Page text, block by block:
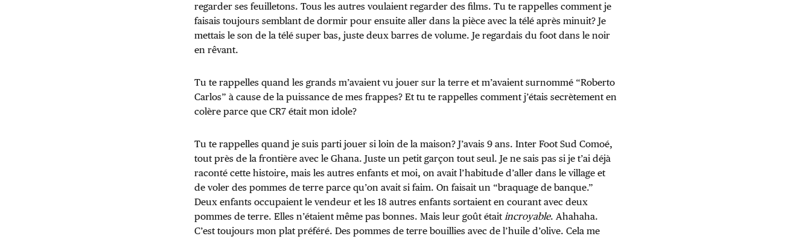
regarder ses feuilletons. Tous les autres voulaient regarder des films. Tu te rappelles comment je
faisais toujours semblant de dormir pour ensuite aller dans la pièce avec la télé après minuit? Je
mettais le son de la télé super bas, juste deux barres de volume. Je regardais du foot dans le noir
en rêvant.
Tu te rappelles quand les grands m’avaient vu jouer sur la terre et m’avaient surnommé “Roberto
Carlos” à cause de la puissance de mes frappes? Et tu te rappelles comment j’étais secrètement en
colère parce que CR7 était mon idole?
Tu te rappelles quand je suis parti jouer si loin de la maison? J’avais 9 ans. Inter Foot Sud Comoé,
tout près de la frontière avec le Ghana. Juste un petit garçon tout seul. Je ne sais pas si je t’ai déjà
raconté cette histoire, mais les autres enfants et moi, on avait l’habitude d’aller dans le village et
de voler des pommes de terre parce qu’on avait si faim. On faisait un “braquage de banque.”
Deux enfants occupaient le vendeur et les 18 autres enfants sortaient en courant avec deux
pommes de terre. Elles n’étaient même pas bonnes. Mais leur goût était incroyable. Ahahaha.
C’est toujours mon plat préféré. Des pommes de terre bouillies avec de l’huile d’olive. Cela me